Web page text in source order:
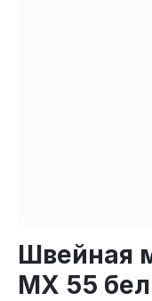
Швейная
MX 55